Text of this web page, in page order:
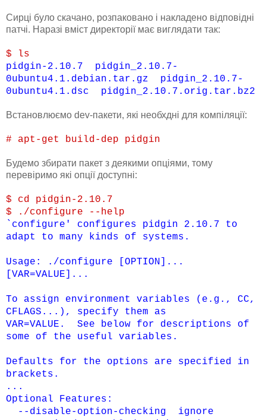
Сирці було скачано, розпаковано і накладено відповідні
патчі. Наразі вміст директорії має виглядати так:
$ ls
pidgin-2.10.7 pidgin_2.10.7-
0ubuntu4.1.debian.tar.gz pidgin_2.10.7-
0ubuntu4.1.dsc pidgin_2.10.7.orig.tar.bz2
Встановлюємо dev-пакети, які необхдні для компіляції:
# apt-get build-dep pidgin
Будемо збирати пакет з деякими опціями, тому
перевіримо які опції доступні:
$ cd pidgin-2.10.7
$ ./configure --help
`configure' configures pidgin 2.10.7 to
adapt to many kinds of systems.
Usage: ./configure [OPTION]...
[VAR=VALUE]...
To assign environment variables (e.g., CC,
CFLAGS...), specify them as
VAR=VALUE. See below for descriptions of
some of the useful variables.
Defaults for the options are specified in
brackets.
...
Optional Features:
--disable-option-checking ignore